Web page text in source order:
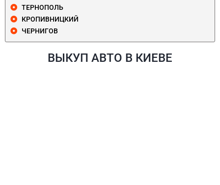
ТЕРНОПОЛЬ
КРОПИВНИЦКИЙ
ЧЕРНИГОВ
ВЫКУП АВТО В КИЕВЕ